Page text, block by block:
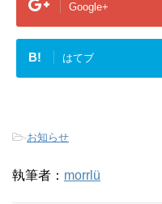
Google+
B! はてブ
-お知らせ
執筆者： morrlü